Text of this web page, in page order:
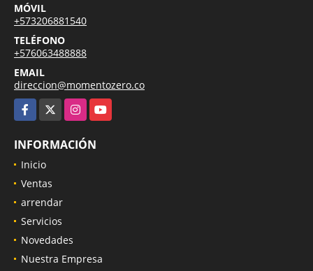
MÓVIL
+573206881540
TELÉFONO
+576063488888
EMAIL
direccion@momentozero.co
Facebook
InstagramYouTube
INFORMACIÓN
Inicio
Ventas
arrendar
Servicios
Novedades
Nuestra Empresa